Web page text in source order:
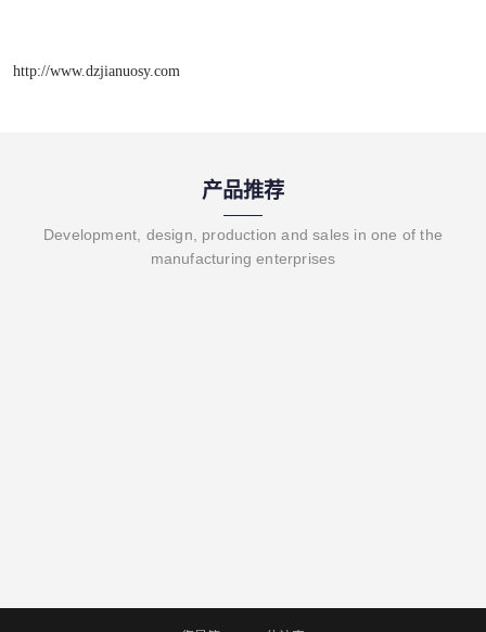
http://www.dzjianuosy.com
产品推荐
Development, design, production and sales in one of the
manufacturing enterprises